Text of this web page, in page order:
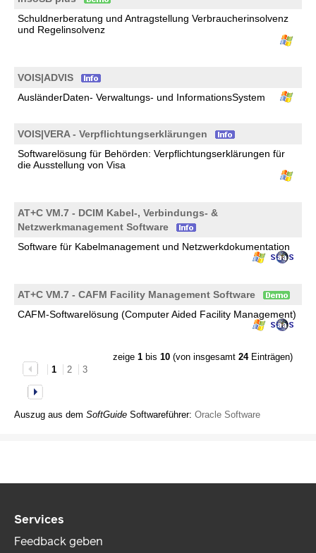
Schuldnerberatung und Antragstellung Verbraucherinsolvenz
und Regelinsolvenz
VOIS|ADVIS
AusländerDaten- Verwaltungs- und InformationsSystem
VOIS|VERA - Verpflichtungserklärungen
Softwarelösung für Behörden: Verpflichtungserklärungen für
die Ausstellung von Visa
AT+C VM.7 - DCIM Kabel-, Verbindungs- &
Netzwerkmanagement Software
Software für Kabelmanagement und Netzwerkdokumentation
AT+C VM.7 - CAFM Facility Management Software
CAFM-Softwarelösung (Computer Aided Facility Management)
zeige 1bis 10(von insgesamt 24Einträgen)
1
2 3
Auszug aus dem SoftGuide Softwareführer: Oracle Software
Services
Feedback geben